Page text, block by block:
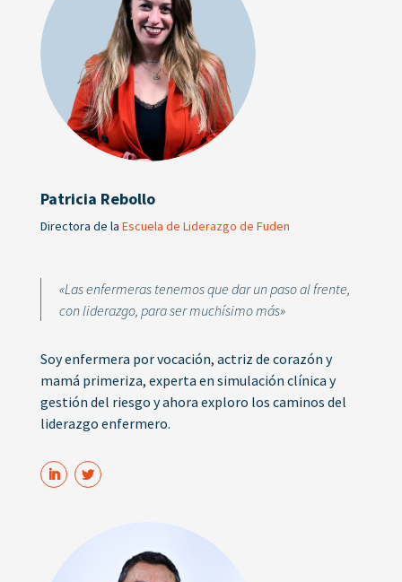
Patricia Rebollo
Directora de la Escuela de Liderazgo de Fuden
«Las enfermeras tenemos que dar un paso al frente,
con liderazgo, para ser muchísimo más»
Soy enfermera por vocación, actriz de corazón y
mamá primeriza, experta en simulación clínica y
gestión del riesgo y ahora exploro los caminos del
liderazgo enfermero.